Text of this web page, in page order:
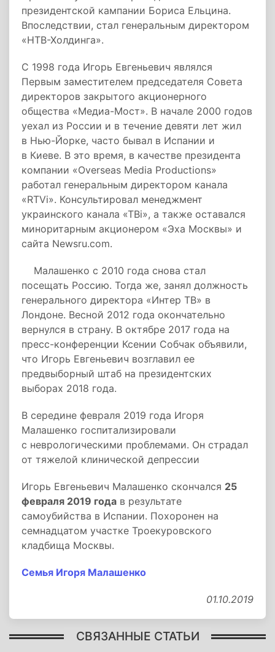
президентской кампании Бориса Ельцина.
Впоследствии, стал генеральным директором
«НТВ-Холдинга».
С 1998 года Игорь Евгеньевич являлся
Первым заместителем председателя Совета
директоров закрытого акционерного
общества «Медиа-Мост». В начале 2000 годов
уехал из России и в течение девяти лет жил
в Нью-Йорке, часто бывал в Испании и
в Киеве. В это время, в качестве президента
компании «Overseas Media Productions»
работал генеральным директором канала
«RTVi». Консультировал менеджмент
украинского канала «ТВi», а также оставался
миноритарным акционером «Эха Москвы» и
сайта Newsru.com.
Малашенко с 2010 года снова стал
посещать Россию. Тогда же, занял должность
генерального директора «Интер ТВ» в
Лондоне. Весной 2012 года окончательно
вернулся в страну. В октябре 2017 года на
пресс-конференции Ксении Собчак объявили,
что Игорь Евгеньевич возглавил ее
предвыборный штаб на президентских
выборах 2018 года.
В середине февраля 2019 года Игоря
Малашенко госпитализировали
с неврологическими проблемами. Он страдал
от тяжелой клинической депрессии
Игорь Евгеньевич Малашенко скончался 25
февраля 2019 года в результате
самоубийства в Испании. Похоронен на
семнадцатом участке Троекуровского
кладбища Москвы.
Семья Игоря Малашенко
01.10.2019
СВЯЗАННЫЕ СТАТЬИ